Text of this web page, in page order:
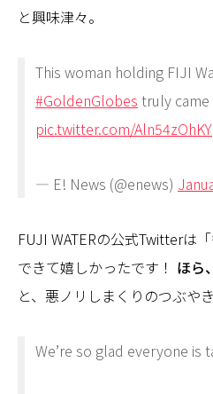
と興味津々。
This woman holding FIJI
#GoldenGlobes truly came
pic.twitter.com/Aln54zOhKY
— E! News (@enews)
FUJI WATERの公式Twitterは
できて嬉しかったです！ ほら
と、悪ノリしまくりのつぶや
We’re so glad everyone is